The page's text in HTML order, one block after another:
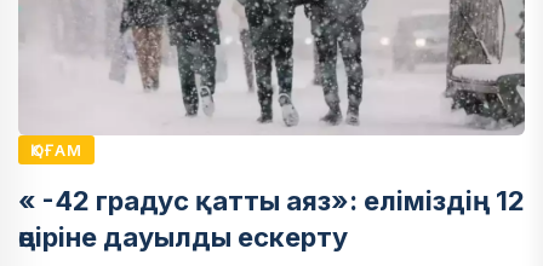
ҚОҒАМ
« -42 градус қатты аяз»: еліміздің 12
өңіріне дауылды ескерту